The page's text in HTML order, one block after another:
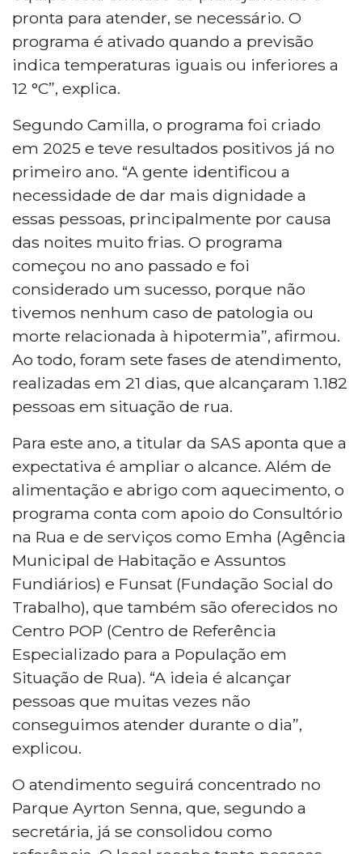
pronta para atender, se necessário. O
programa é ativado quando a previsão
indica temperaturas iguais ou inferiores a
12 °C”, explica.
Segundo Camilla, o programa foi criado
em 2025 e teve resultados positivos já no
primeiro ano. “A gente identificou a
necessidade de dar mais dignidade a
essas pessoas, principalmente por causa
das noites muito frias. O programa
começou no ano passado e foi
considerado um sucesso, porque não
tivemos nenhum caso de patologia ou
morte relacionada à hipotermia”, afirmou.
Ao todo, foram sete fases de atendimento,
realizadas em 21 dias, que alcançaram 1.182
pessoas em situação de rua.
Para este ano, a titular da SAS aponta que a
expectativa é ampliar o alcance. Além de
alimentação e abrigo com aquecimento, o
programa conta com apoio do Consultório
na Rua e de serviços como Emha (Agência
Municipal de Habitação e Assuntos
Fundiários) e Funsat (Fundação Social do
Trabalho), que também são oferecidos no
Centro POP (Centro de Referência
Especializado para a População em
Situação de Rua). “A ideia é alcançar
pessoas que muitas vezes não
conseguimos atender durante o dia”,
explicou.
O atendimento seguirá concentrado no
Parque Ayrton Senna, que, segundo a
secretária, já se consolidou como